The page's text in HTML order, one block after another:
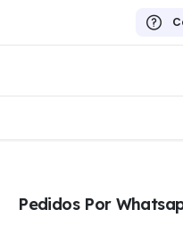
Pedidos Por